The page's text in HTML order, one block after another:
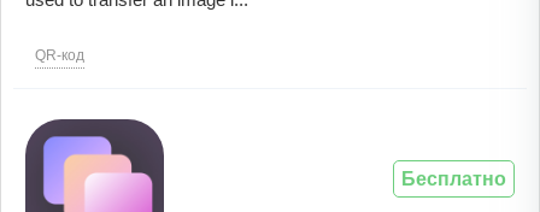
QR-код
Бесплатно